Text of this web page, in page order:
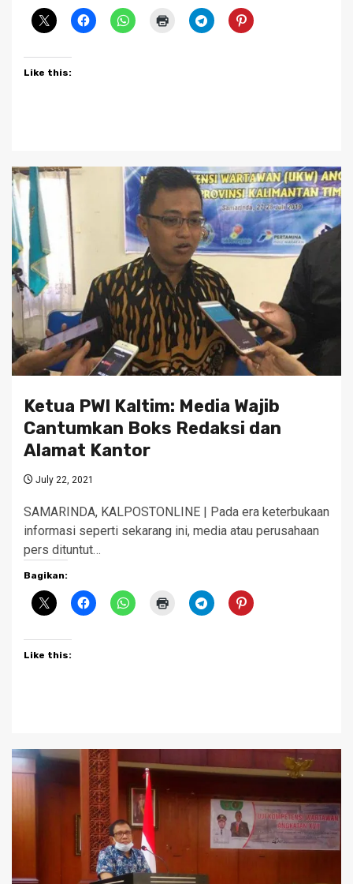
Like this:
Ketua PWI Kaltim: Media Wajib
Cantumkan Boks Redaksi dan
Alamat Kantor
July 22, 2021
SAMARINDA, KALPOSTONLINE | Pada era keterbukaan
informasi seperti sekarang ini, media atau perusahaan
pers dituntut…
Bagikan:
Like this: